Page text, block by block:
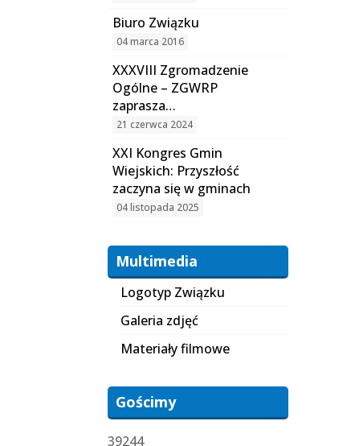
Biuro Związku
04 marca 2016
XXXVIII Zgromadzenie
Ogólne – ZGWRP
zaprasza…
21 czerwca 2024
XXI Kongres Gmin
Wiejskich: Przyszłość
zaczyna się w gminach
04 listopada 2025
Multimedia
Logotyp Związku
Galeria zdjęć
Materiały filmowe
Gościmy
39244